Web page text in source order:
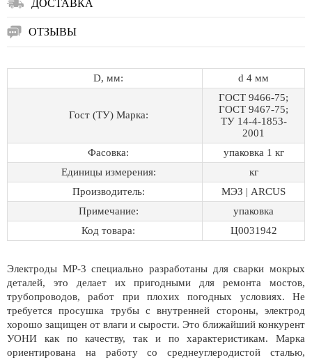
ДОСТАВКА
ОТЗЫВЫ
D, мм: d 4 мм
Гост (ТУ) Марка:
ГОСТ 9466-75;
ГОСТ 9467-75;
ТУ 14-4-1853-
2001
Фасовка:
упаковка 1 кг
Единицы измерения:
кг
Производитель:
МЭЗ | ARCUS
Примечание:
упаковка
Код товара:
Ц0031942
Электроды МР-3 специально разработаны для сварки мокрых
деталей, это делает их пригодными для ремонта мостов,
трубопроводов, работ при плохих погодных условиях. Не
требуется просушка трубы с внутренней стороны, электрод
хорошо защищен от влаги и сырости. Это ближайший конкурент
УОНИ как по качеству, так и по характеристикам. Марка
ориентирована на работу со среднеуглеродистой сталью,